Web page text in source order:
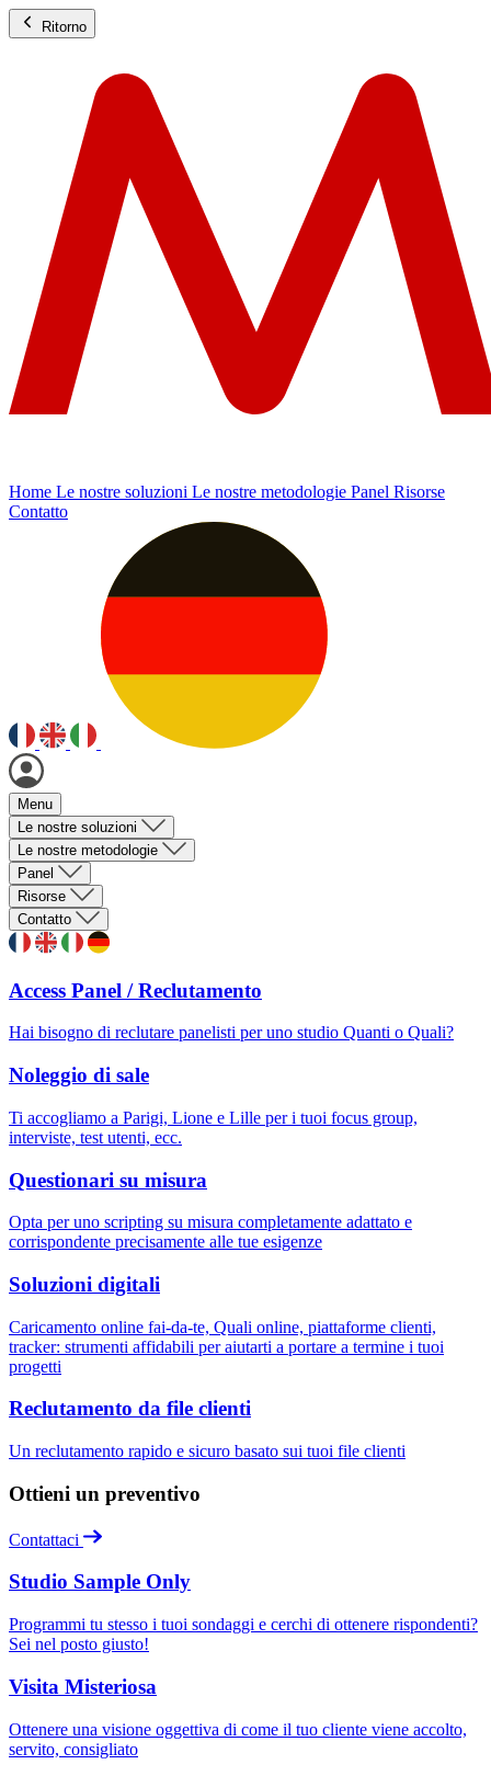
Ritorno
Home Le nostre soluzioni Le nostre metodologie Panel Risorse
Contatto
Menu
Le nostre soluzioni
Le nostre metodologie
Panel
Risorse
Contatto
Access Panel / Reclutamento
Hai bisogno di reclutare panelisti per uno studio Quanti o Quali?
Noleggio di sale
Ti accogliamo a Parigi, Lione e Lille per i tuoi focus group,
interviste, test utenti, ecc.
Questionari su misura
Opta per uno scripting su misura completamente adattato e
corrispondente precisamente alle tue esigenze
Soluzioni digitali
Caricamento online fai-da-te, Quali online, piattaforme clienti,
tracker: strumenti affidabili per aiutarti a portare a termine i tuoi
progetti
Reclutamento da file clienti
Un reclutamento rapido e sicuro basato sui tuoi file clienti
Ottieni un preventivo
Contattaci
Studio Sample Only
Programmi tu stesso i tuoi sondaggi e cerchi di ottenere rispondenti?
Sei nel posto giusto!
Visita Misteriosa
Ottenere una visione oggettiva di come il tuo cliente viene accolto,
servito, consigliato